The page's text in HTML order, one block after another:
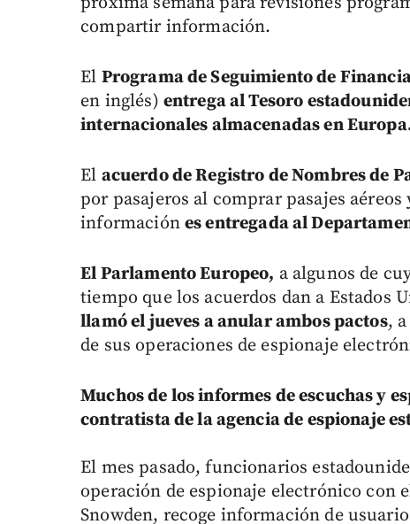
compartir información.
El Programa de Seguimiento de
en inglés) entrega al Tesoro
internacionales almacenadas en
El acuerdo de Registro de Nombres de
por pasajeros al comprar pasajes
información es entregada al
El Parlamento Europeo, a algunos de
tiempo que los acuerdos dan a Estados
llamó el jueves a anular ambos pactos,
de sus operaciones de espionaje
Muchos de los informes de escuchas y
contratista de la agencia de espionaje
El mes pasado, funcionarios
operación de espionaje electrónico con
Snowden, recoge información de